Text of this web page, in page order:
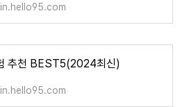
추천 BEST5(2024최신)